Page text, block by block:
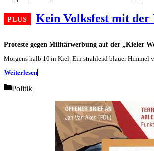
Proteste gegen Militärwerbung auf der „Kieler
Kein Volksfest mit der
Morgens halb 10 in Kiel. Ein strahlend blauer Himmel
Weiterlesen
Categories
Politik